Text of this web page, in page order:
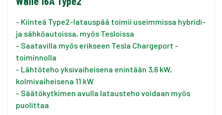
- Kiinteä Type2-latauspää toimii useimmissa hybridi-
ja sähköautoissa, myös Tesloissa
- Saatavilla myös erikseen Tesla Chargeport -
toiminnolla
- Lähtöteho yksivaiheisena enintään 3,6 kW,
kolmivaiheisena 11 kW
- Säätökytkimen avulla latausteho voidaan myös
puolittaa